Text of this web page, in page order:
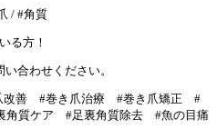
/ #角質
る方！
合わせください。
改善 #巻き爪治療 #巻き爪矯正 #
質ケア #足裏角質除去 #魚の目痛